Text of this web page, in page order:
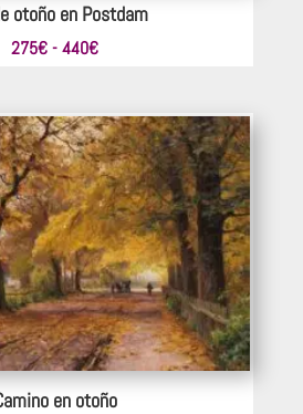
otoño en Postdam
275€ - 440€Rango
desde
275€
hasta
440€
en otoño